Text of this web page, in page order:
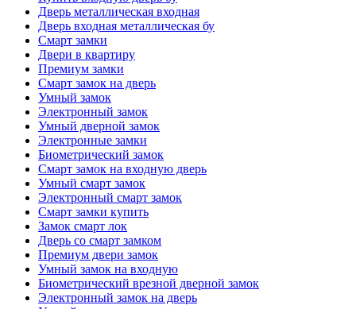
Дверь металлическая входная
Дверь входная металлическая бу
Смарт замки
Двери в квартиру
Премиум замки
Смарт замок на дверь
Умный замок
Электронный замок
Умный дверной замок
Электронные замки
Биометрический замок
Смарт замок на входную дверь
Умный смарт замок
Электронный смарт замок
Смарт замки купить
Замок смарт лок
Дверь со смарт замком
Премиум двери замок
Умный замок на входную
Биометрический врезной дверной замок
Электронный замок на дверь